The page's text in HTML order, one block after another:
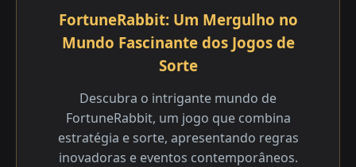
FortuneRabbit: Um Mergulho no
Mundo Fascinante dos Jogos de
Sorte
Descubra o intrigante mundo de
FortuneRabbit, um jogo que combina
estratégia e sorte, apresentando regras
inovadoras e eventos contemporâneos.